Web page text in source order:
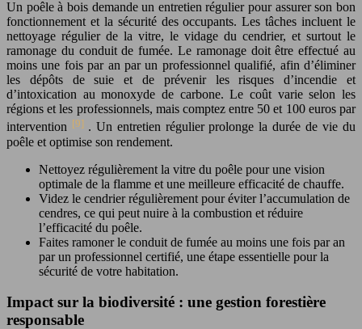
Un poêle à bois demande un entretien régulier pour assurer son bon
fonctionnement et la sécurité des occupants. Les tâches incluent le
nettoyage régulier de la vitre, le vidage du cendrier, et surtout le
ramonage du conduit de fumée. Le ramonage doit être effectué au
moins une fois par an par un professionnel qualifié, afin d’éliminer
les dépôts de suie et de prévenir les risques d’incendie et
d’intoxication au monoxyde de carbone. Le coût varie selon les
régions et les professionnels, mais comptez entre 50 et 100 euros par
intervention [9] . Un entretien régulier prolonge la durée de vie du
poêle et optimise son rendement.
Nettoyez régulièrement la vitre du poêle pour une vision
optimale de la flamme et une meilleure efficacité de chauffe.
Videz le cendrier régulièrement pour éviter l’accumulation de
cendres, ce qui peut nuire à la combustion et réduire
l’efficacité du poêle.
Faites ramoner le conduit de fumée au moins une fois par an
par un professionnel certifié, une étape essentielle pour la
sécurité de votre habitation.
Impact sur la biodiversité : une gestion forestière
responsable